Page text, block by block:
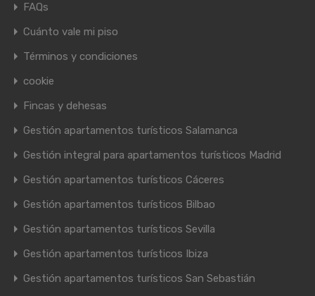
FAQs
Cuánto vale mi piso
Términos y condiciones
cookie
Fincas y dehesas
Gestión apartamentos turísticos Salamanca
Gestión integral para apartamentos turísticos Madrid
Gestión apartamentos turísticos Cáceres
Gestión apartamentos turísticos Bilbao
Gestión apartamentos turísticos Sevilla
Gestión apartamentos turísticos Ibiza
Gestión apartamentos turísticos San Sebastián